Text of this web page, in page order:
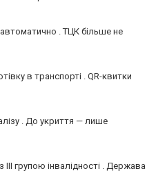
. ТЦК більше не
в транспорті . QR-квитки
. До укриття — лише
групою інвалідності . Держава